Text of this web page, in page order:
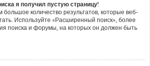
я получил пустую страницу!
количество результатов, которые веб-
Используйте «Расширенный поиск», более
поиска и форумы, на которых он должен быть